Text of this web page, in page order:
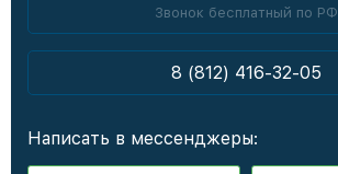
Звонок бесплатный по РФ
8 (812) 416-32-05
Написать в мессенджеры: